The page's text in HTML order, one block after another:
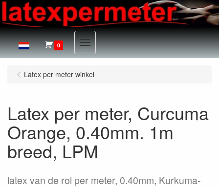
0 Menu
Latex per meter winkel
Latex per meter, Curcuma
Orange, 0.40mm. 1m
breed, LPM
latex van de rol per meter, 0.40mm, Kurkuma-